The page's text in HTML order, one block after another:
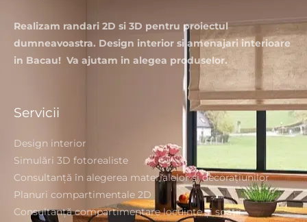
Realizam randari 2D si 3D pentru proiectul
dumneavoastra. Design interior si amenajari interioare
in Bacau! Va ajutam in alegea produselor.
Servicii
Design interior
Simulări 3D fotorealiste
Consultanță în alegerea materialelor și decorațiunilor
Planuri compartimentale 2D
Consultanță compartimentare locuințe și spații